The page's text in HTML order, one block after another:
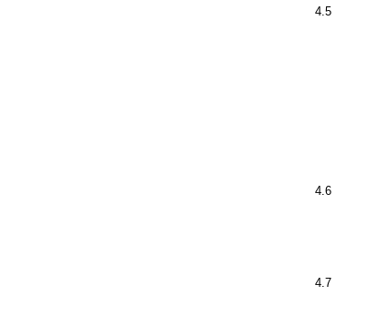
4.5
4.6
4.7